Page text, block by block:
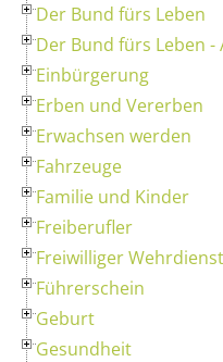
Der Bund fürs Leben
Der Bund fürs Leben -
Einbürgerung
Erben und Vererben
Erwachsen werden
Fahrzeuge
Familie und Kinder
Freiberufler
Freiwilliger
Führerschein
Geburt
Gesundheit